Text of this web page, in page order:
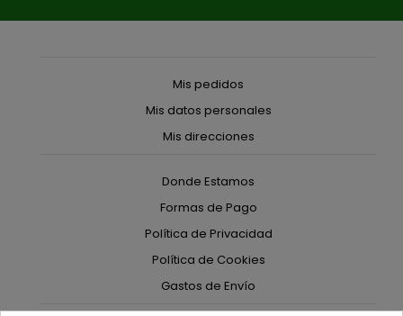
Mis pedidos
Mis datos personales
Mis direcciones
Donde Estamos
Formas de Pago
Política de Privacidad
Política de Cookies
Gastos de Envío